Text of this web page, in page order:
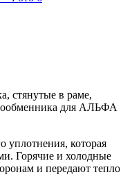
стянутые в раме,
для АЛЬФА
уплотнения, которая
Горячие и холодные
и передают тепло